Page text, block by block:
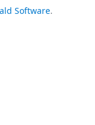
Software.